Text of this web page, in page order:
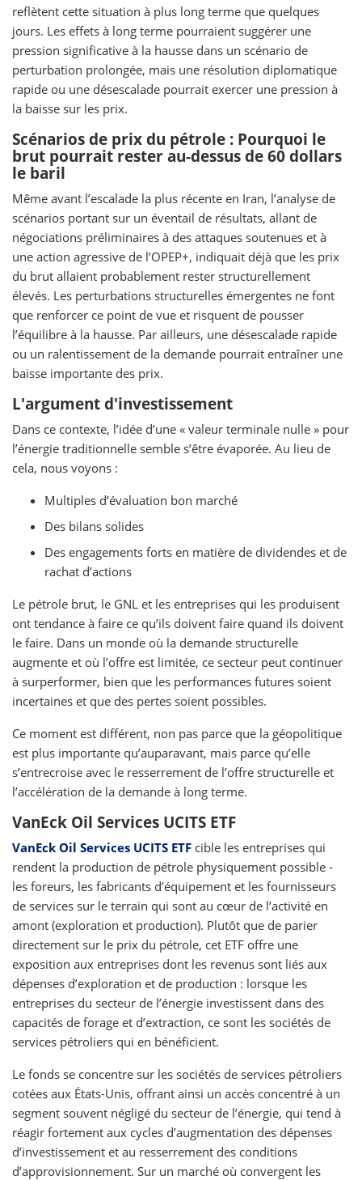
reflètent cette situation à plus long terme que quelques
jours. Les effets à long terme pourraient suggérer une
pression significative à la hausse dans un scénario de
perturbation prolongée, mais une résolution diplomatique
rapide ou une désescalade pourrait exercer une pression à
la baisse sur les prix.
Scénarios de prix du pétrole : Pourquoi le
brut pourrait rester au-dessus de 60 dollars
le baril
Même avant l’escalade la plus récente en Iran, l’analyse de
scénarios portant sur un éventail de résultats, allant de
négociations préliminaires à des attaques soutenues et à
une action agressive de l’OPEP+, indiquait déjà que les prix
du brut allaient probablement rester structurellement
élevés. Les perturbations structurelles émergentes ne font
que renforcer ce point de vue et risquent de pousser
l’équilibre à la hausse. Par ailleurs, une désescalade rapide
ou un ralentissement de la demande pourrait entraîner une
baisse importante des prix.
L'argument d'investissement
Dans ce contexte, l’idée d’une « valeur terminale nulle » pour
l’énergie traditionnelle semble s’être évaporée. Au lieu de
cela, nous voyons :
Multiples d’évaluation bon marché
Des bilans solides
Des engagements forts en matière de dividendes et de
rachat d’actions
Le pétrole brut, le GNL et les entreprises qui les produisent
ont tendance à faire ce qu’ils doivent faire quand ils doivent
le faire. Dans un monde où la demande structurelle
augmente et où l’offre est limitée, ce secteur peut continuer
à surperformer, bien que les performances futures soient
incertaines et que des pertes soient possibles.
Ce moment est différent, non pas parce que la géopolitique
est plus importante qu’auparavant, mais parce qu’elle
s’entrecroise avec le resserrement de l’offre structurelle et
l’accélération de la demande à long terme.
VanEck Oil Services UCITS ETF
VanEck Oil Services UCITS ETF cible les entreprises qui
rendent la production de pétrole physiquement possible -
les foreurs, les fabricants d’équipement et les fournisseurs
de services sur le terrain qui sont au cœur de l’activité en
amont (exploration et production). Plutôt que de parier
directement sur le prix du pétrole, cet ETF offre une
exposition aux entreprises dont les revenus sont liés aux
dépenses d’exploration et de production : lorsque les
entreprises du secteur de l’énergie investissent dans des
capacités de forage et d’extraction, ce sont les sociétés de
services pétroliers qui en bénéficient.
Le fonds se concentre sur les sociétés de services pétroliers
cotées aux États-Unis, offrant ainsi un accès concentré à un
segment souvent négligé du secteur de l’énergie, qui tend à
réagir fortement aux cycles d’augmentation des dépenses
d’investissement et au resserrement des conditions
d’approvisionnement. Sur un marché où convergent les